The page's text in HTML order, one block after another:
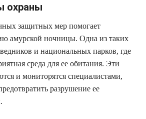
охраны
защитных мер помогает
амурской ночницы. Одна из таких
и национальных парков, где
среда для ее обитания. Эти
и мониторятся специалистами,
разрушение ее